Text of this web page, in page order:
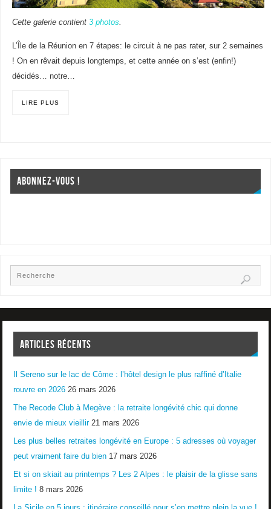
Cette galerie contient 3 photos.
L’Île de la Réunion en 7 étapes: le circuit à ne pas rater, sur 2 semaines
! On en rêvait depuis longtemps, et cette année on s’est (enfin!)
décidés… notre…
LIRE PLUS
ABONNEZ-VOUS !
ARTICLES RÉCENTS
Il Sereno sur le lac de Côme : l’hôtel design le plus raffiné d’Italie
rouvre en 2026 26 mars 2026
The Recode Club à Megève : la retraite longévité chic qui donne
envie de mieux vieillir 21 mars 2026
Les plus belles retraites longévité en Europe : 5 adresses où voyager
peut vraiment faire du bien 17 mars 2026
Et si on skiait au printemps ? Les 2 Alpes : le plaisir de la glisse sans
limite ! 8 mars 2026